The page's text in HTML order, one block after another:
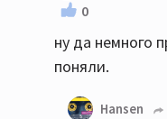
0
ну да немного
поняли.
Hansen